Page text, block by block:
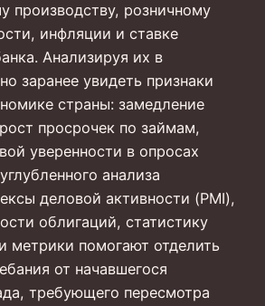
производству, розничному
инфляции и ставке
Анализируя их в
заранее увидеть признаки
страны: замедление
просрочек по займам,
уверенности в опросах
анализа
деловой активности (PMI),
облигаций, статистику
метрики помогают отделить
от начавшегося
требующего пересмотра